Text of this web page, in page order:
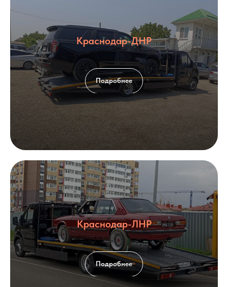
Краснодар-ДНР
Подробнее
Краснодар-ЛНР
Подробнее